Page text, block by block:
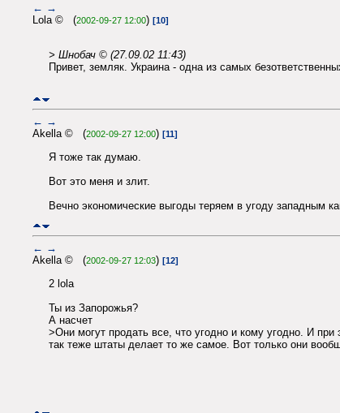
← →
Lola © (2002-09-27 12:00) [10]
> Шнобач © (27.09.02 11:43)
Привет, земляк. Украина - одна из самых
← →
Akella © (2002-09-27 12:00) [11]
Я тоже так думаю.
Вот это меня и злит.
Вечно экономические выгоды теряем в угоду западным
← →
Akella © (2002-09-27 12:03) [12]
2 lola
Ты из Запорожья?
А насчет
>Они могут продать все, что угодно и кому угодно. И при
так теже штаты делает то же самое. Вот только они